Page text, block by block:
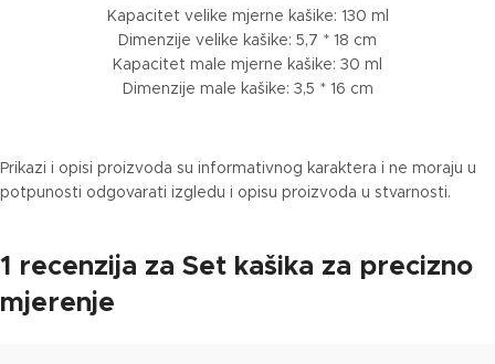
Kapacitet velike mjerne kašike: 130 ml
Dimenzije velike kašike: 5,7 * 18 cm
Kapacitet male mjerne kašike: 30 ml
Dimenzije male kašike: 3,5 * 16 cm
Prikazi i opisi proizvoda su informativnog karaktera i ne moraju u
potpunosti odgovarati izgledu i opisu proizvoda u stvarnosti.
1 recenzija za Set kašika za precizno
mjerenje